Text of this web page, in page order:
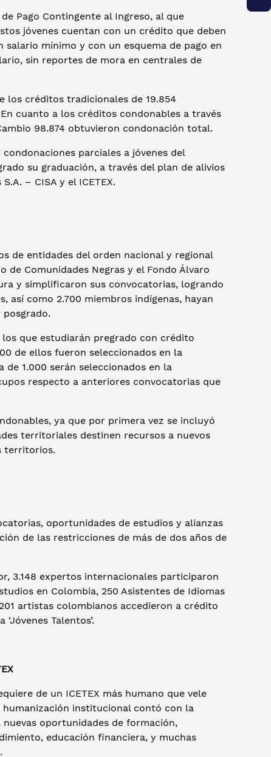
Pago Contingente al Ingreso, al que
jóvenes cuentan con un crédito que deben
mínimo y con un esquema de pago en
sin reportes de mora en centrales de
los créditos tradicionales de 19.854
cuanto a los créditos condonables a través
98.874 obtuvieron condonación total.
parciales a jóvenes del
su graduación, a través del plan de alivios
– CISA y el ICETEX.
de entidades del orden nacional y regional
Comunidades Negras y el Fondo Álvaro
y simplificaron sus convocatorias, logrando
así como 2.700 miembros indígenas, hayan
que estudiarán pregrado con crédito
de ellos fueron seleccionados en la
1.000 serán seleccionados en la
respecto a anteriores convocatorias que
ya que por primera vez se incluyó
territoriales destinen recursos a nuevos
territorios.
oportunidades de estudios y alianzas
de las restricciones de más de dos años de
3.148 expertos internacionales participaron
en Colombia, 250 Asistentes de Idiomas
artistas colombianos accedieron a crédito
Talentos’.
de un ICETEX más humano que vele
institucional contó con la
oportunidades de formación,
educación financiera, y muchas